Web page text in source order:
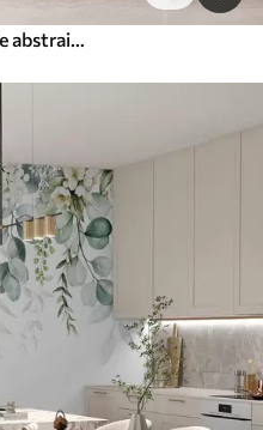
Papiers peints Oliviers, aquarelle abstraite, imitation d'aquarelle